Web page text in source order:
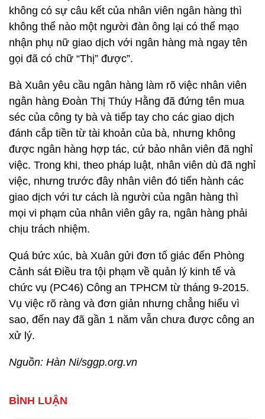
không có sự câu kết của nhân viên ngân hàng thì
không thể nào một người đàn ông lại có thể mạo
nhận phụ nữ giao dịch với ngân hàng mà ngay tên
gọi đã có chữ “Thị” được”.
Bà Xuân yêu cầu ngân hàng làm rõ việc nhân viên
ngân hàng Đoàn Thị Thúy Hằng đã đứng tên mua
séc của công ty bà và tiếp tay cho các giao dịch
đánh cắp tiền từ tài khoản của bà, nhưng không
được ngân hàng hợp tác, cứ bảo nhân viên đã nghỉ
việc. Trong khi, theo pháp luật, nhân viên dù đã nghỉ
việc, nhưng trước đây nhân viên đó tiến hành các
giao dịch với tư cách là người của ngân hàng thì
mọi vi phạm của nhân viên gây ra, ngân hàng phải
chịu trách nhiệm.
Quá bức xúc, bà Xuân gửi đơn tố giác đến Phòng
Cảnh sát Điều tra tội phạm về quản lý kinh tế và
chức vụ (PC46) Công an TPHCM từ tháng 9-2015.
Vụ việc rõ ràng và đơn giản nhưng chẳng hiểu vì
sao, đến nay đã gần 1 năm vẫn chưa được công an
xử lý.
Nguồn: Hàn Ni/sggp.org.vn